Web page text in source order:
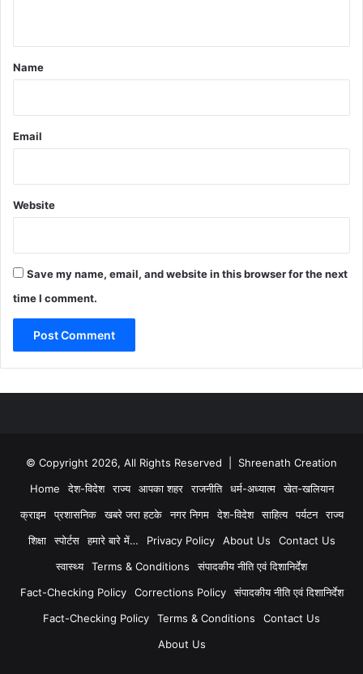
*
Name
Email
Website
Save my name, email, and website in this browser for the next
time I comment.
© Copyright 2026, All Rights Reserved | Shreenath Creation
Home
देश-विदेश राज्य आपका शहर राजनीति धर्म-अध्यात्म
खेत-खलियान
क्राइम
प्रशासनिक खबरे जरा हटके नगर निगम देश-विदेश साहित्य पर्यटन
राज्य
शिक्षा
स्पोर्टस हमारे बारे में… Privacy Policy About Us
Contact Us
स्वास्थ्य
Terms & Conditions
संपादकीय नीति एवं दिशानिर्देश
Fact-Checking Policy
Corrections Policy
संपादकीय नीति एवं दिशानिर्देश
Fact-Checking Policy
Terms & Conditions
Contact Us
About Us